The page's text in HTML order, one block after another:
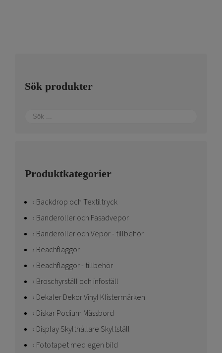
Sök produkter
Produktkategorier
Backdrop och Textiltryck
Banderoller och Fasadvepor
Banderoller och Vepor - tillbehör
Beachflaggor
Beachflaggor - tillbehör
Broschyrställ och infoställ
Dekaler Dekor Vinyl Klistermärken
Diskar Podium Mässbord
Display Skylthållare Skyltställ
Fototapet med egen bild